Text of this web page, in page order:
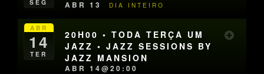
SEG ABR 13 DIA INTEIRO
ABR
14
TER
20H00 • TODA TERÇA UM
JAZZ • JAZZ SESSIONS BY
JAZZ MANSION
ABR 14@20:00